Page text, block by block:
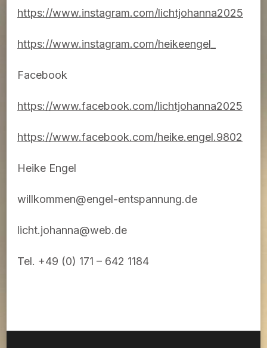
https://www.instagram.com/lichtjohanna2025
https://www.instagram.com/heikeengel_
Facebook
https://www.facebook.com/lichtjohanna2025
https://www.facebook.com/heike.engel.9802
Heike Engel
willkommen@engel-entspannung.de
licht.johanna@web.de
Tel. +49 (0) 171 – 642 1184